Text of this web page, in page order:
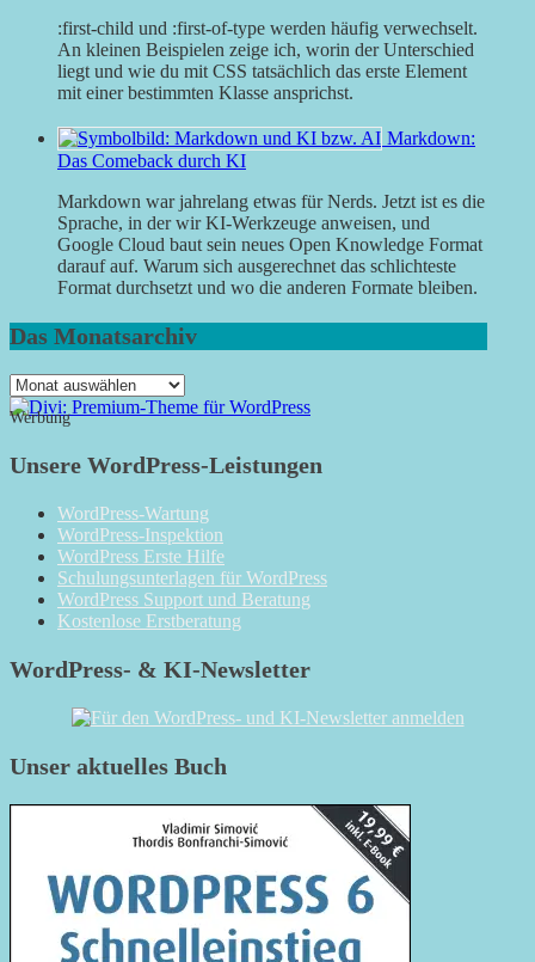
:first-child und :first-of-type werden häufig verwechselt.
An kleinen Beispielen zeige ich, worin der Unterschied
liegt und wie du mit CSS tatsächlich das erste Element
mit einer bestimmten Klasse ansprichst.
Markdown:
Das Comeback durch KI
Markdown war jahrelang etwas für Nerds. Jetzt ist es die
Sprache, in der wir KI-Werkzeuge anweisen, und
Google Cloud baut sein neues Open Knowledge Format
darauf auf. Warum sich ausgerechnet das schlichteste
Format durchsetzt und wo die anderen Formate bleiben.
Das Monatsarchiv
Das
Monatsarchiv
Werbung
Unsere WordPress-Leistungen
WordPress-Wartung
WordPress-Inspektion
WordPress Erste Hilfe
Schulungsunterlagen für WordPress
WordPress Support und Beratung
Kostenlose Erstberatung
WordPress- & KI-Newsletter
Unser aktuelles Buch